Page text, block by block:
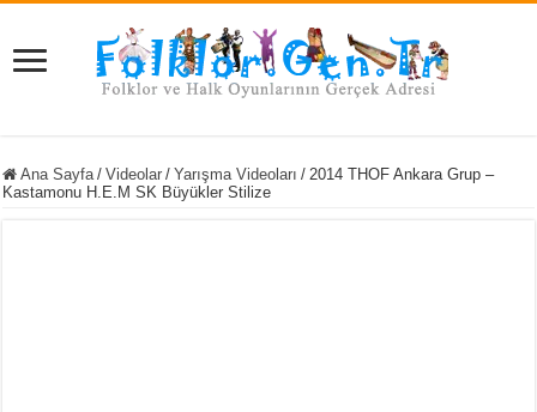
Ana Sayfa / Videolar / Yarışma Videoları / 2014 THOF Ankara Grup –
Kastamonu H.E.M SK Büyükler Stilize